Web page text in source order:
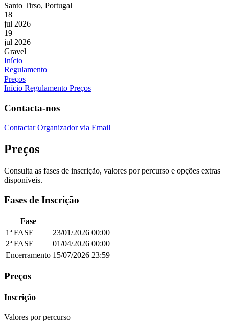
Santo Tirso, Portugal
18
jul 2026
19
jul 2026
Gravel
Início
Regulamento
Preços
Início Regulamento Preços
Contacta-nos
Contactar Organizador via Email
Preços
Consulta as fases de inscrição, valores por percurso e opções extras
disponíveis.
Fases de Inscrição
Fase
1ª FASE
23/01/2026 00:00
2ª FASE
01/04/2026 00:00
Encerramento 15/07/2026 23:59
Preços
Inscrição
Valores por percurso